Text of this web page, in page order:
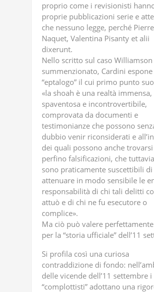
proprio come i revisionisti
proprie pubblicazioni serie e
che nessuno legge, perché
Naquet, Valentina Pisanty et alii
dixerunt.
Nello scritto sul caso Williamson
summenzionato, Cardini
“eptalogo” il cui primo punto
«la shoah è una realtà immensa,
spaventosa e incontrovertibile,
comprovata da documenti e
testimonianze che possono
dubbio venir riconsiderati e
dei quali possono anche
perfino falsificazioni, che
sono praticamente suscettibili di
attenuare in modo sensibile le
responsabilità di chi tali delitti
attuò e di chi ne fu esecutore o
complice».
Ma ciò può valere
per la “storia ufficiale” dell’11
Si profila così una curiosa
contraddizione di fondo:
delle vicende dell’11 settembre i
“complottisti” adottano una